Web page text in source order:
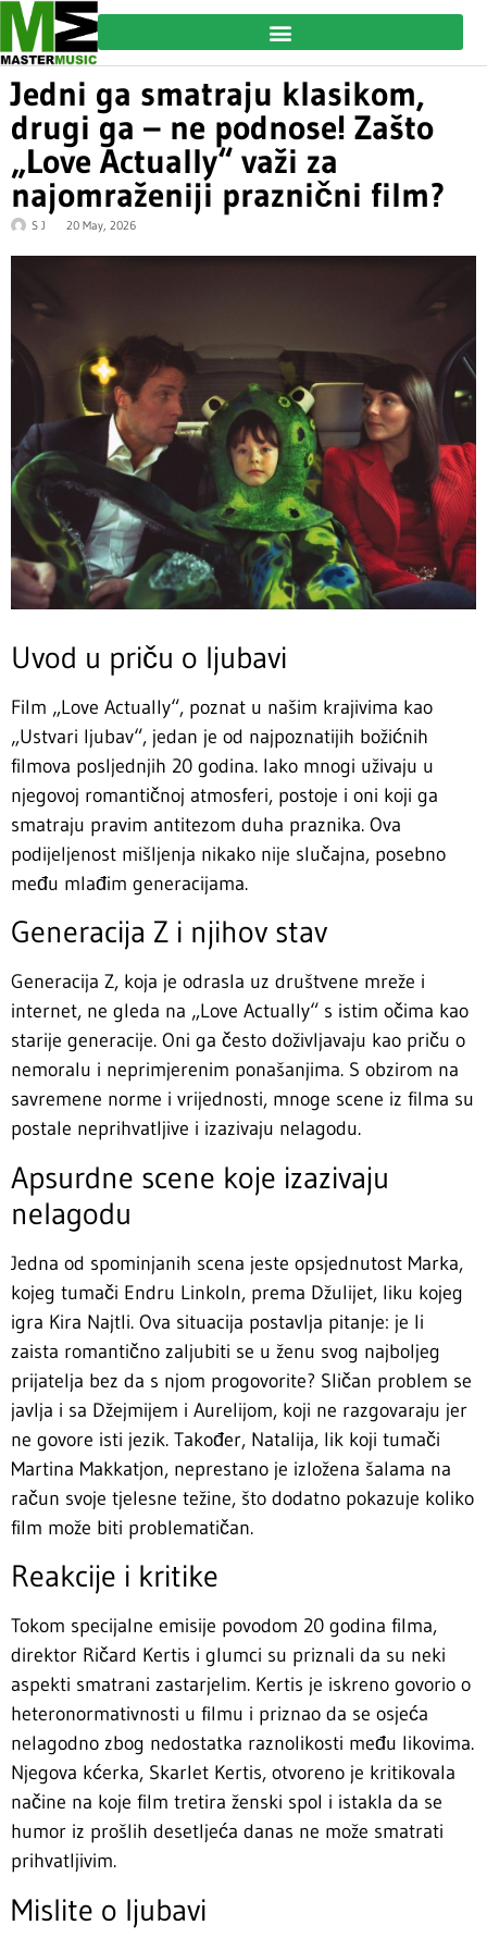
Jedni ga smatraju klasikom,
drugi ga – ne podnose! Zašto
„Love Actually“ važi za
najomraženiji praznični film?
S J 20 May, 2026
Uvod u priču o ljubavi
Film „Love Actually“, poznat u našim krajivima kao
„Ustvari ljubav“, jedan je od najpoznatijih božićnih
filmova posljednjih 20 godina. Iako mnogi uživaju u
njegovoj romantičnoj atmosferi, postoje i oni koji ga
smatraju pravim antitezom duha praznika. Ova
podijeljenost mišljenja nikako nije slučajna, posebno
među mlađim generacijama.
Generacija Z i njihov stav
Generacija Z, koja je odrasla uz društvene mreže i
internet, ne gleda na „Love Actually“ s istim očima kao
starije generacije. Oni ga često doživljavaju kao priču o
nemoralu i neprimjerenim ponašanjima. S obzirom na
savremene norme i vrijednosti, mnoge scene iz filma su
postale neprihvatljive i izazivaju nelagodu.
Apsurdne scene koje izazivaju
nelagodu
Jedna od spominjanih scena jeste opsjednutost Marka,
kojeg tumači Endru Linkoln, prema Džulijet, liku kojeg
igra Kira Najtli. Ova situacija postavlja pitanje: je li
zaista romantično zaljubiti se u ženu svog najboljeg
prijatelja bez da s njom progovorite? Sličan problem se
javlja i sa Džejmijem i Aurelijom, koji ne razgovaraju jer
ne govore isti jezik. Također, Natalija, lik koji tumači
Martina Makkatjon, neprestano je izložena šalama na
račun svoje tjelesne težine, što dodatno pokazuje koliko
film može biti problematičan.
Reakcije i kritike
Tokom specijalne emisije povodom 20 godina filma,
direktor Ričard Kertis i glumci su priznali da su neki
aspekti smatrani zastarjelim. Kertis je iskreno govorio o
heteronormativnosti u filmu i priznao da se osjeća
nelagodno zbog nedostatka raznolikosti među likovima.
Njegova kćerka, Skarlet Kertis, otvoreno je kritikovala
načine na koje film tretira ženski spol i istakla da se
humor iz prošlih desetljeća danas ne može smatrati
prihvatljivim.
Mislite o ljubavi